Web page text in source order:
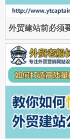
外贸建站前必须